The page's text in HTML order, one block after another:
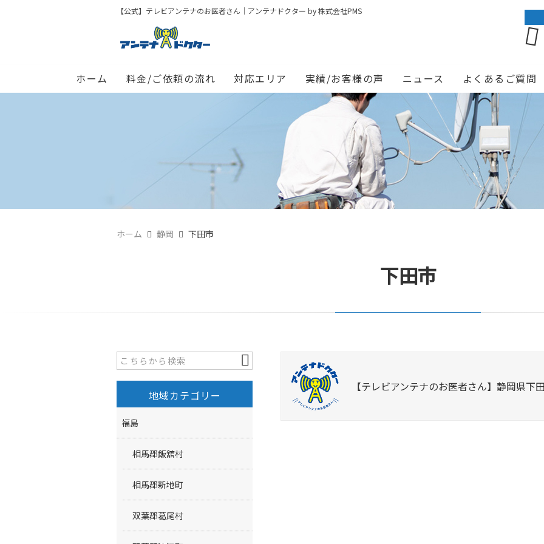
【公式】テレビアンテナのお医者さん｜アンテナドクター by 株式会社PMS
ホーム 料金/ご依頼の流れ 対応エリア 実績/お客様の声 ニュース よくあるご質問
ホーム 静岡 下田市
下田市
【テレビアンテナのお医者さん】静岡県下
地域カテゴリー
福島
相馬郡飯舘村
相馬郡新地町
双葉郡葛尾村